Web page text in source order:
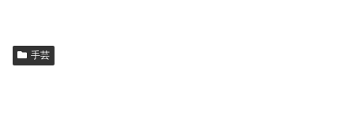
手芸